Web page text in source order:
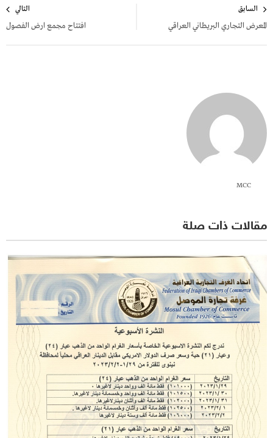
المقالات
السابق
المعرض التجاري البريطاني العراقي
التالي
افتتاح مجمع ارض الفصول
MCC
مقالات ذات صلة